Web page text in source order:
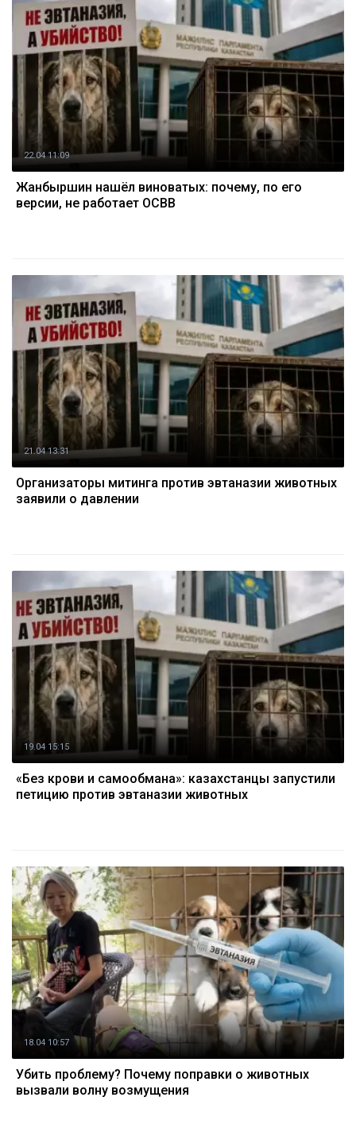
22.04 11:09
Жанбыршин нашёл виноватых: почему, по его
версии, не работает ОСВВ
21.04 13:31
Организаторы митинга против эвтаназии животных
заявили о давлении
19.04 15:15
«Без крови и самообмана»: казахстанцы запустили
петицию против эвтаназии животных
18.04 10:57
Убить проблему? Почему поправки о животных
вызвали волну возмущения